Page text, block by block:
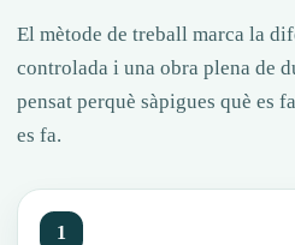
El mètode de treball marca la
controlada i una obra plena de
pensat perquè sàpigues què es
es fa.
1